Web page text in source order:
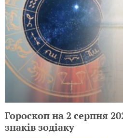
Гороскоп на 2 серпня
знаків зодіаку